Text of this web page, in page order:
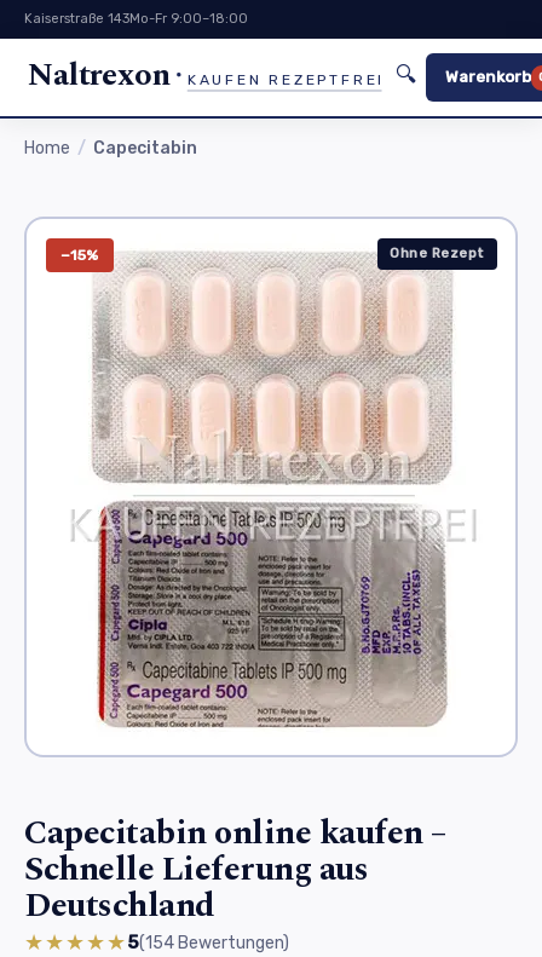
Kaiserstraße 143Mo-Fr 9:00–18:00
Naltrexon KAUFEN REZEPTFREI 🔍 Warenkorb
Home Capecitabin
−15% Ohne Rezept
Capecitabin online kaufen –
Schnelle Lieferung aus
Deutschland
★★★★★5(154 Bewertungen)